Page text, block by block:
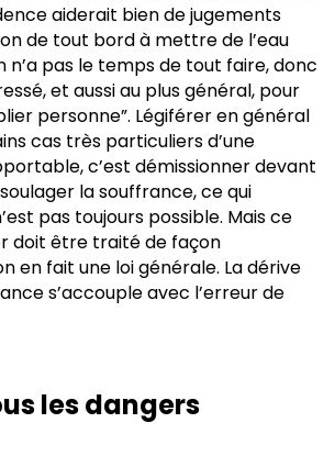
aiderait bien de jugements
de tout bord à mettre de l’eau
n’a pas le temps de tout faire, donc
et aussi au plus général, pour
personne”. Légiférer en général
cas très particuliers d’une
c’est démissionner devant
la souffrance, ce qui
pas toujours possible. Mais ce
doit être traité de façon
en fait une loi générale. La dérive
s’accouple avec l’erreur de
les dangers